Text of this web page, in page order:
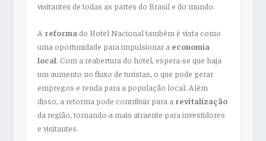
visitantes de todas as partes do Brasil e do mundo.
A reforma do Hotel Nacional também é vista como
uma oportunidade para impulsionar a economia
local. Com a reabertura do hotel, espera-se que haja
um aumento no fluxo de turistas, o que pode gerar
empregos e renda para a população local. Além
disso, a reforma pode contribuir para a revitalização
da região, tornando-a mais atraente para investidores
e visitantes.